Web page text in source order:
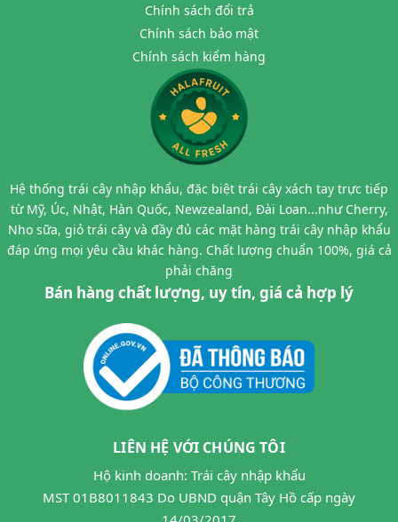
Chính sách đổi trả
Chính sách bảo mật
Chính sách kiểm hàng
Hệ thống trái cây nhập khẩu, đặc biệt trái cây xách tay trực tiếp
từ Mỹ, Úc, Nhật, Hàn Quốc, Newzealand, Đài Loan...như Cherry,
Nho sữa, giỏ trái cây và đầy đủ các mặt hàng trái cây nhập khẩu
đáp ứng mọi yêu cầu khác hàng. Chất lượng chuẩn 100%, giá cả
phải chăng
Bán hàng chất lượng, uy tín, giá cả hợp lý
LIÊN HỆ VỚI CHÚNG TÔI
Hộ kinh doanh: Trái cây nhập khẩu
MST 01B8011843 Do UBND quận Tây Hồ cấp ngày